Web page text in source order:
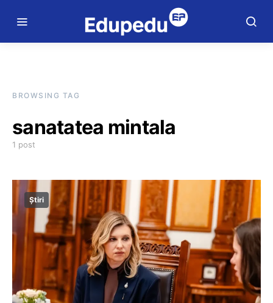
BROWSING TAG
sanatatea mintala
1 post
Știri